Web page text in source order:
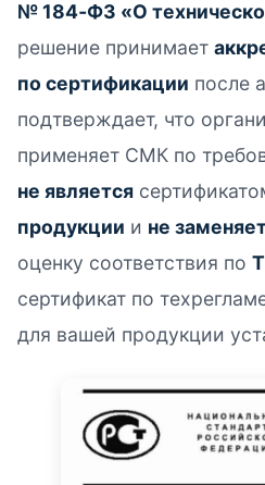
№ 184‑ФЗ «О
решение принимает
по сертификации после
подтверждает, что
применяет СМК по
не является
продукции и не
оценку соответствия по
сертификат по
для вашей продукции